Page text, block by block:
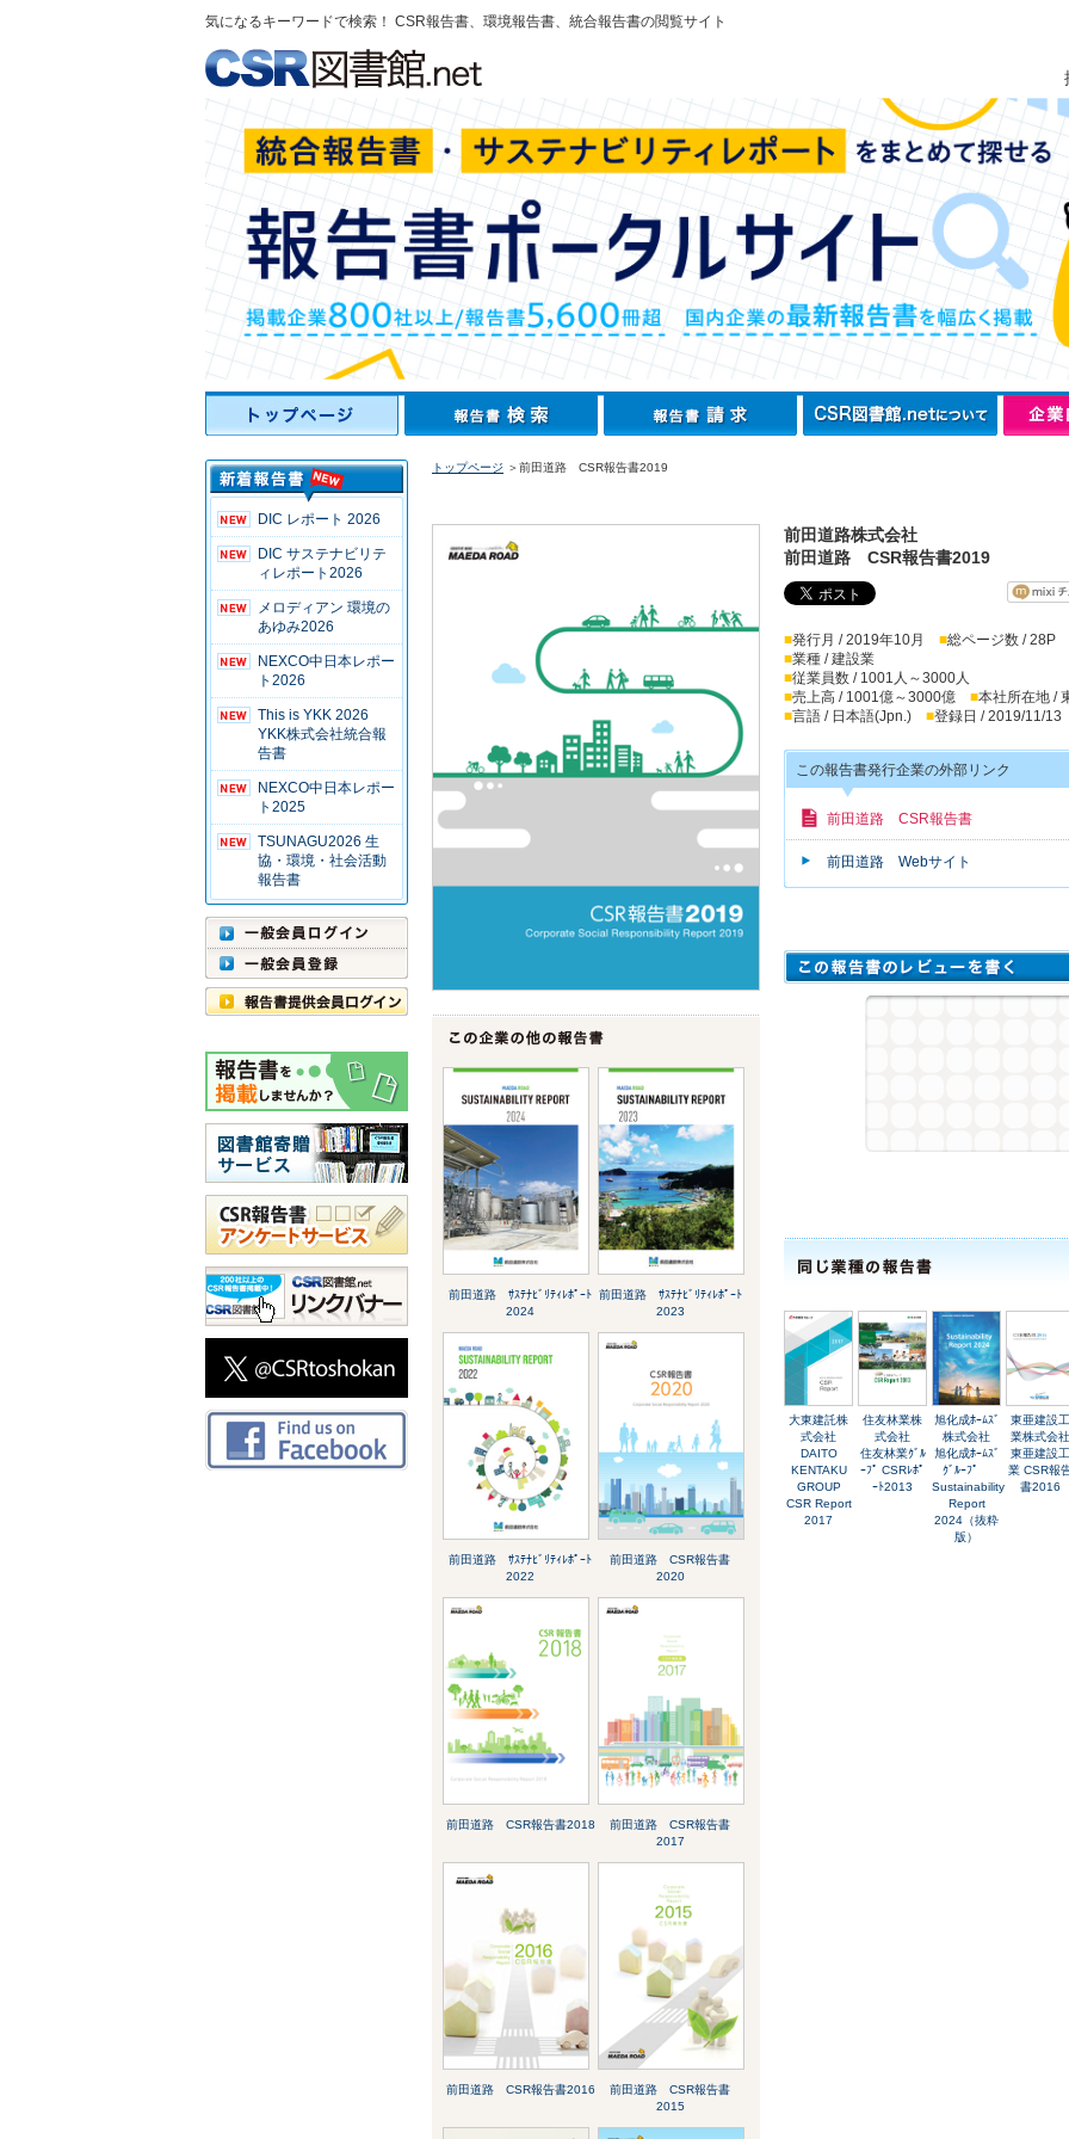
気になるキーワードで検索！ CSR報告書、環境報告書、統合報告書の閲覧サイト
DIC レポート 2026
DIC サステナビリテ
ィレポート2026
メロディアン 環境の
あゆみ2026
NEXCO中日本レポー
ト2026
This is YKK 2026
YKK株式会社統合報
告書
NEXCO中日本レポー
ト2025
TSUNAGU2026 生
協・環境・社会活動
報告書
トップページ ＞前田道路 CSR報告書2019
前田道路 ｻｽﾃﾅﾋﾞﾘﾃｨﾚﾎﾟｰﾄ
2024
前田道路 ｻｽﾃﾅﾋﾞﾘﾃｨﾚﾎﾟｰﾄ
2023
前田道路 ｻｽﾃﾅﾋﾞﾘﾃｨﾚﾎﾟｰﾄ
2022
前田道路 CSR報告書
2020
前田道路 CSR報告書2018
前田道路 CSR報告書
2017
前田道路 CSR報告書2016
前田道路 CSR報告書
2015
前田道路株式会社
前田道路 CSR報告書2019
■発行月 / 2019年10月 ■総ページ数 / 28P
■業種 / 建設業
■従業員数 / 1001人～3000人
■売上高 / 1001億～3000億 ■本社所在地 /
■言語 / 日本語(Jpn.) ■登録日 / 2019/11/13
この報告書発行企業の外部リンク
前田道路 CSR報告書
前田道路 Webサイト
大東建託株
式会社
DAITO
KENTAKU
GROUP
CSR Report
2017
住友林業株
式会社
住友林業ｸﾞﾙ
ｰﾌﾟ CSRﾚﾎﾟ
ｰﾄ2013
旭化成ﾎｰﾑｽﾞ
株式会社
旭化成ﾎｰﾑｽﾞ
ｸﾞﾙｰﾌﾟ
Sustainability
Report
2024（抜粋
版）
東亜建設工
業株式会社
東亜建設工
業 CSR報
書2016